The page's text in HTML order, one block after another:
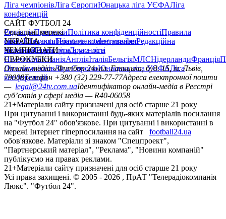
Ліга чемпіонівЛіга ЄвропиЮнацька ліга УЄФАЛіга
конференцій
САЙТ ФУТБОЛ 24
РедакціяПрогнозиПолітика конфіденційностіПравила
сайтуКонтактиПравила коментуванняРедакційна
політикаСтруктура власності
Соціальні мережі
facebookxyoutubeinstagramtelegramviber
УКРАЇНА
УкраїнаПерша лігаДруга ліга
ЧЕМПІОНАТИ
НімеччинаІспаніяАнгліяІталіяБельгіяМЛСНідерландиФранція
ЄВРОКУБКИ
Ліга чемпіонівЛіга ЄвропиЮнацька ліга УЄФАЛіга
конференцій
Онлайн-медіа «Футбол 24»пл. Галицька, буд. 15, м. Львів,
79008Телефон +380 (32) 229-77-77Адреса електронної пошти
— legal@24tv.com.uaІдентифікатор онлайн-медіа в Реєстрі
суб’єктів у сфері медіа — R40-06058
21+Матеріали сайту призначені для осіб старше 21 року
При цитуванні і використанні будь-яких матеріалів посилання
на "Футбол 24" обов'язкове. При цитуванні і використанні в
мережі Інтернет гіперпосилання на сайт
football24.ua
обов'язкове. Матеріали зі знаком "Спецпроект",
"Партнерський матеріал", "Реклама", "Новини компаній"
публікуємо на правах реклами.
21+Матеріали сайту призначені для осіб старше 21 року
Усi права захищенi. © 2005 - 2026 , ПрАТ "Телерадіокомпанія
Люкс". "Футбол 24".